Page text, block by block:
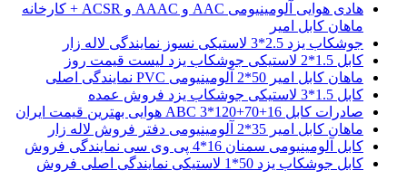
هادی هوایی آلومینیومی AAC و AAAC و ACSR + کارخانه
ماهان کابل امیر
جوشکاب یزد 2.5*3 لاستیکی نسوز نمایندگی لاله زار
کابل 1.5*2 لاستیکی جوشکاب یزد لیست قیمت روز
ماهان کابل امیر 50*2 آلومینیومی PVC نمایندگی اصلی
کابل 1.5*3 لاستیکی جوشکاب یزد فروش عمده
صادرات کابل 16+70+120*3 ABC هوایی بهترین قیمت ایران
ماهان کابل امیر 35*2 آلومینیومی دفتر فروش لاله زار
کابل آلومینیومی سمنان 16*4 پی وی سی نمایندگی فروش
کابل جوشکاب یزد 50*1 لاستیکی نمایندگی اصلی فروش